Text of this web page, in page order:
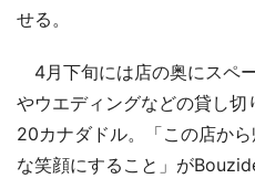
せる。
4月下旬には店の奥にスペ
やウエディングなどの貸し切
20カナダドル。「この店か
な笑顔にすること」が